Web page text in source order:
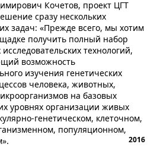
Кочетов, проект ЦГТ
сразу нескольких
задач: «Прежде всего, мы хотим
получить полный набор
технологий,
возможность
изучения генетических
человека, животных,
на базовых
уровнях организации живых
генетическом, клеточном,
популяционном,
2016